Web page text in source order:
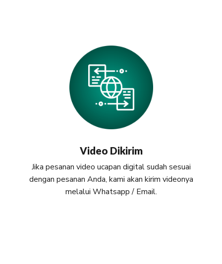
Video Dikirim
Jika pesanan video ucapan digital sudah sesuai
dengan pesanan Anda, kami akan kirim videonya
melalui Whatsapp / Email.